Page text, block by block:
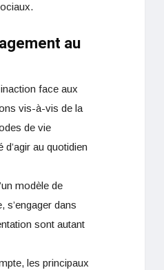
au
face aux
vis-à-vis de la
de vie
au quotidien
modèle de
dans
sont autant
les principaux